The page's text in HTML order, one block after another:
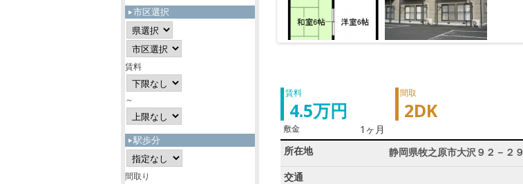
賃料
4.5万円
間取
2DK
敷金
1ヶ月
所在地
静岡県牧之原市大沢９２－２９
交通
市区選択
賃料
～
駅歩分
間取り